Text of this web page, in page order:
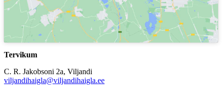
Tervikum
C. R. Jakobsoni 2a, Viljandi
viljandihaigla@viljandihaigla.ee